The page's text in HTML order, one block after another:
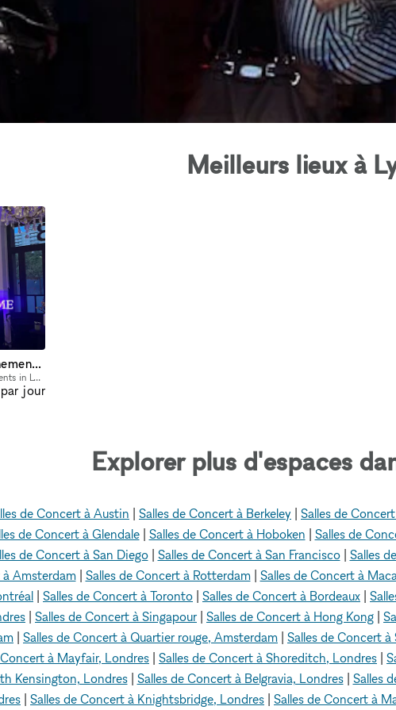
Meilleurs lieux à
Lieu Parfait pour Showroom, Evènement et Pop Up à Lyon
This space is ideally suited for Showroom events in Lyon. Located in the city center, it offers natural lighting and unique amenities like mirrors and a video projector, making it perfect for showcas
par jour
Explorer plus d'espaces
de Concert à Austin | Salles de Concert à Berkeley | Salles de
de Concert à Glendale| Salles de Concert à Hoboken | Salles de
de Concert à San Diego| Salles de Concert à San Francisco| Salles
Amsterdam| Salles de Concert à Rotterdam| Salles de Concert à
| Salles de Concert à Toronto | Salles de Concert à Bordeaux |
| Salles de Concert à Singapour | Salles de Concert à Hong Kong |
| Salles de Concert à Quartier rouge, Amsterdam | Salles de Concert
à Mayfair, Londres | Salles de Concert à Shoreditch, Londres |
Kensington, Londres| Salles de Concert à Belgravia, Londres| Salles
| Salles de Concert à Knightsbridge, Londres | Salles de Concert à